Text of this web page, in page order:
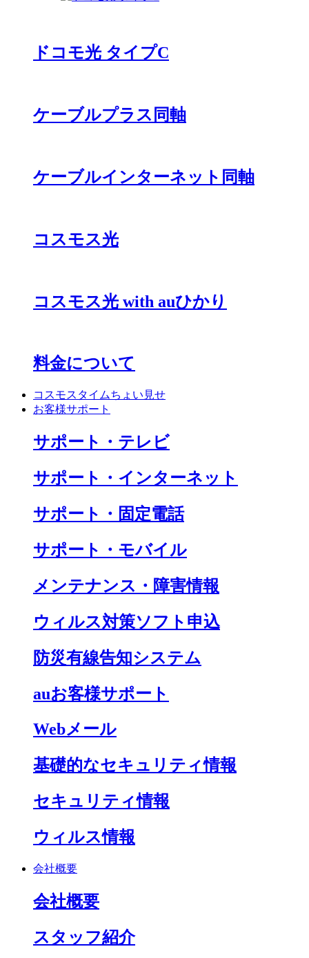
ドコモ光 タイプC
ケーブルプラス同軸
ケーブルインターネット同軸
コスモス光
コスモス光 with auひかり
料金について
コスモスタイムちょい見せ
お客様サポート
サポート・テレビ
サポート・インターネット
サポート・固定電話
サポート・モバイル
メンテナンス・障害情報
ウィルス対策ソフト申込
防災有線告知システム
auお客様サポート
Webメール
基礎的なセキュリティ情報
セキュリティ情報
ウィルス情報
会社概要
会社概要
スタッフ紹介